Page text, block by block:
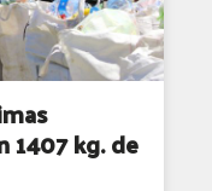
1407 kg. de